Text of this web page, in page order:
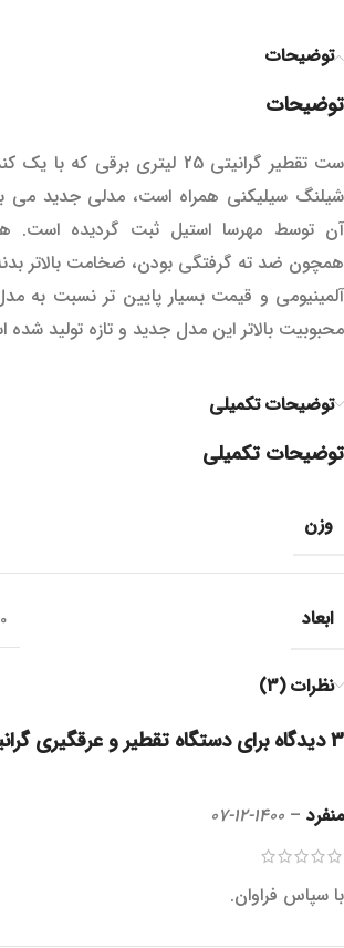
توضیحات
توضیحات
ست تقطیر گرانیتی 25 لیتری برقی
شیلنگ سیلیکنی همراه است، مدلی جدید
آن توسط مهرسا استیل ثبت گردیده است.
همچون ضد ته گرفتگی بودن، ضخامت بالاتر
آلمینیومی و قیمت بسیار پایین تر نسبت به
محبوبیت بالاتر این مدل جدید و تازه تولید
توضیحات تکمیلی
توضیحات تکمیلی
وزن
ابعاد 30 ×
نظرات (3)
3 دیدگاه برای دستگاه تقطیر و عرقگیری گرانیتی 25
منفرد –
1400-12-07
با سپاس فراوان.